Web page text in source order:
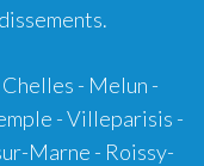
- Melun -
- Villeparisis -
Marne - Roissy-